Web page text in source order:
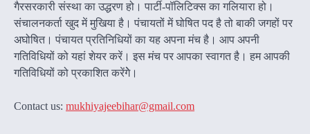
गैरसरकारी संस्था का उद्धरण हो। पार्टी-पॉलिटिक्स का गलियारा हो।
संचालनकर्ता खुद में मुखिया है। पंचायतों में घोषित पद है तो बाकी जगहों पर
अघोषित। पंचायत प्रतिनिधियों का यह अपना मंच है। आप अपनी
गतिविधियों को यहां शेयर करें। इस मंच पर आपका स्वागत है। हम आपकी
गतिविधियों को प्रकाशित करेंगेे।
Contact us: mukhiyajeebihar@gmail.com